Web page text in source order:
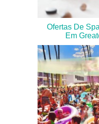
Ofertas De
Em